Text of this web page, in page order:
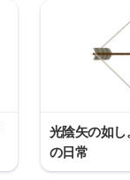
光陰矢の如し
の日常